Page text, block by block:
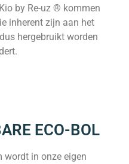
by Re-uz ® kommen
inherent zijn aan het
hergebruikt worden
ECO-BOL
wordt in onze eigen